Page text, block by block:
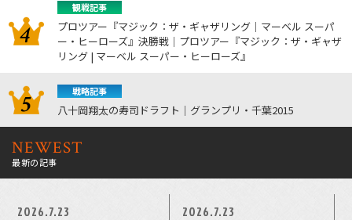
観戦記事
プロツアー『マジック：ザ・ギャザリング｜マーベル スーパ
ー・ヒーローズ』決勝戦｜プロツアー『マジック：ザ・ギャザ
リング | マーベル スーパー・ヒーローズ』
戦略記事
八十岡翔太の寿司ドラフト｜グランプリ・千葉2015
NEWEST
最新の記事
2026.7.23 2026.7.23